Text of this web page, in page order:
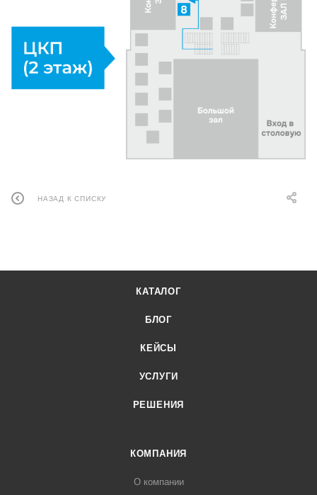
НАЗАД К СПИСКУ
КАТАЛОГ
БЛОГ
КЕЙСЫ
УСЛУГИ
РЕШЕНИЯ
КОМПАНИЯ
О компании